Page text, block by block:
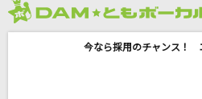
今なら採用のチャンス！